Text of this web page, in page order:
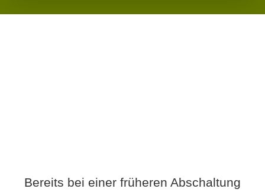
Bereits bei einer früheren Abschaltung